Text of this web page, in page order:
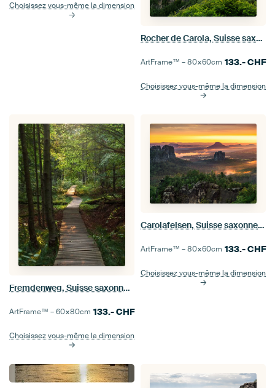
Choisissez vous-même la dimension
Rocher de Carola, Suisse saxonne - Lilienstein et Hohe Liebe
ArtFrame™ –80×60cm 133.-CHF
Choisissez vous-même la dimension
Fremdenweg, Suisse saxonne - sentier forestier près du Großer Winterberg
ArtFrame™ –60×80cm 133.-CHF
Choisissez vous-même la dimension
Carolafelsen, Suisse saxonne - Vue Torsteine et Falkenstein
ArtFrame™ –80×60cm 133.-CHF
Choisissez vous-même la dimension